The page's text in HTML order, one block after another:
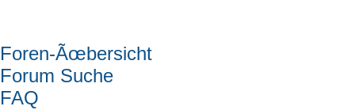
Foren-Ãœbersicht
Forum Suche
FAQ